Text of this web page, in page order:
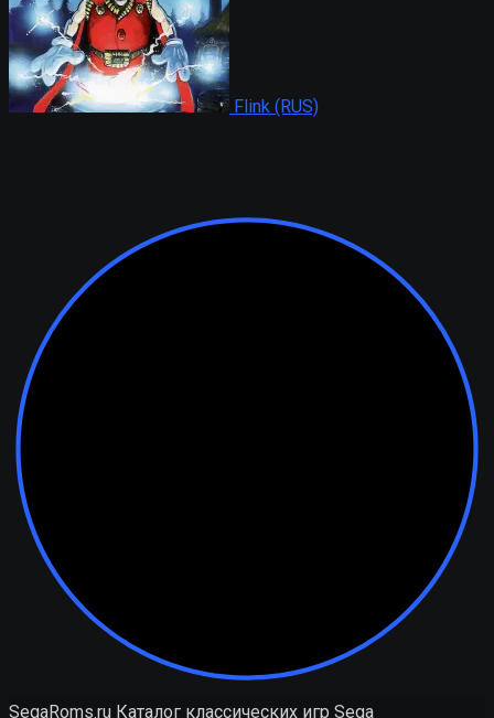
Flink (RUS)
SegaRoms.ru Каталог классических игр Sega